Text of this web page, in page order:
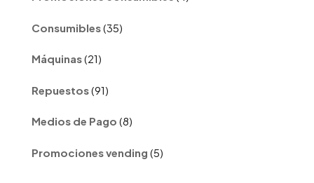
productos
Consumibles 35
productos
Máquinas 2121
productos
Repuestos 91
productos
Medios de Pago 88
productos
Promociones vending 5
productos